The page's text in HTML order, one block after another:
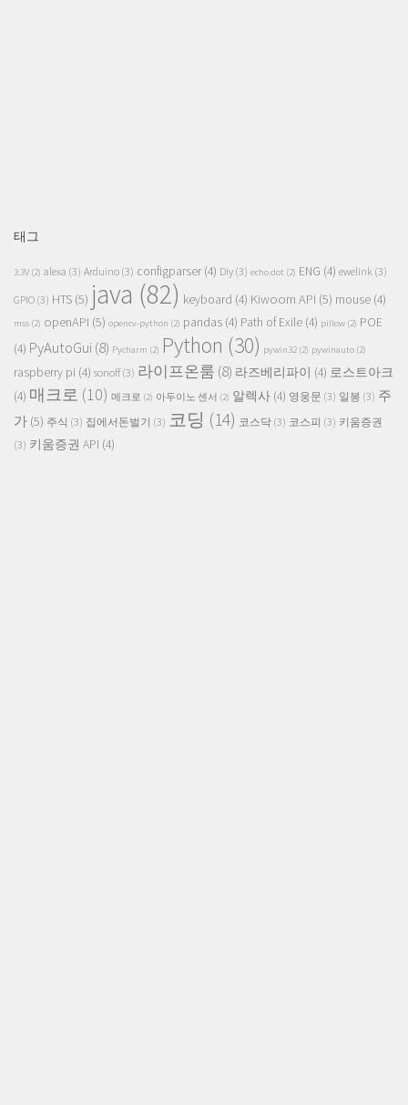
태그
3.3V (2) alexa (3) Arduino (3) configparser(4) Diy (3) echo dot (2) ENG (4) ewelink (3)
GPIO (3) HTS (5) java (82) keyboard (4) Kiwoom API (5) mouse (4)
mss (2) openAPI (5) opencv-python (2) pandas (4) Path of Exile (4) pillow (2) POE
(4) PyAutoGui(8) Pycharm (2) Python (30) pywin32 (2) pywinauto (2)
raspberry pi (4) sonoff(3) 라이프온룸 (8) 라즈베리파이 (4) 로스트아크
(4) 매크로 (10) 메크로 (2) 아두이노 센서 (2) 알렉사 (4) 영웅문 (3) 일봉 (3) 주
가 (5) 주식 (3) 집에서돈벌기 (3) 코딩 (14) 코스닥 (3) 코스피 (3) 키움증권
(3) 키움증권 API (4)